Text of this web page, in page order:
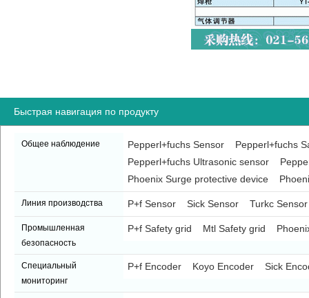
Быстрая навигация по продукту
Общее наблюдение Pepperl+fuchs Sensor
Pepperl+fuchs
Pepperl+fuchs Ultrasonic sensor
Phoenix Surge protective device
Линия производства P+f Sensor Sick Sensor Turkc Sensor
Промышленная
безопасность
P+f Safety grid Mtl Safety grid
Специальный
мониторинг
P+f Encoder Koyo Encoder Sick